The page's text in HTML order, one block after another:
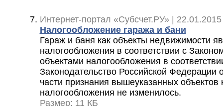
Интернет-портал «Субсчет.РУ» |
Налогообложение гаража и бани
Гараж и баня как объекты недвижимости
налогообложения в соответствии с
объектами налогообложения в
Законодательство Российской Федерации
части признания вышеуказанных
налогообложения не изменилось.
Размер: 11 КБ